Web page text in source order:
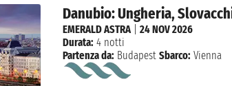
Danubio: Ungheria,
EMERALD ASTRA|24 NOV 2026
Durata: 4 notti
Partenza da: Budapest Sbarco: Vienna